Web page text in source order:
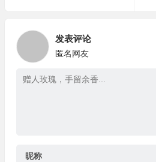
发表评论
匿名网友
昵称